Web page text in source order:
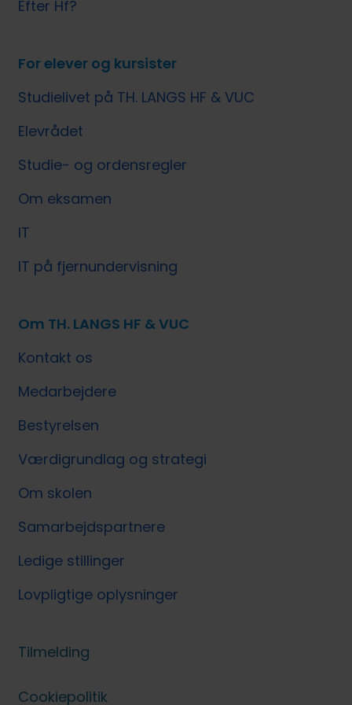
Efter Hf?
For elever og kursister
Studielivet på TH. LANGS HF & VUC
Elevrådet
Studie- og ordensregler
Om eksamen
IT
IT på fjernundervisning
Om TH. LANGS HF & VUC
Kontakt os
Medarbejdere
Bestyrelsen
Værdigrundlag og strategi
Om skolen
Samarbejdspartnere
Ledige stillinger
Lovpligtige oplysninger
Tilmelding
Cookiepolitik